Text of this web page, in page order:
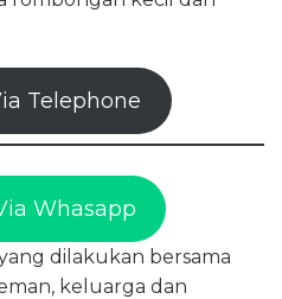
Telephone
Whasapp
dilakukan bersama
keluarga dan